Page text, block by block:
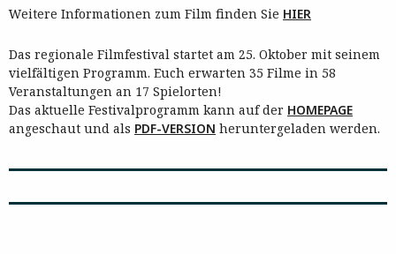
Weitere Informationen zum Film finden Sie HIER
Das regionale Filmfestival startet am 25. Oktober mit seinem
vielfältigen Programm. Euch erwarten 35 Filme in 58
Veranstaltungen an 17 Spielorten!
Das aktuelle Festivalprogramm kann auf der HOMEPAGE
angeschaut und als PDF-VERSION heruntergeladen werden.